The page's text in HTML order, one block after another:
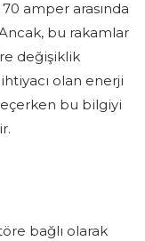
amper arasında
bu rakamlar
değişiklik
ihtiyacı olan enerji
bu bilgiyi
bağlı olarak